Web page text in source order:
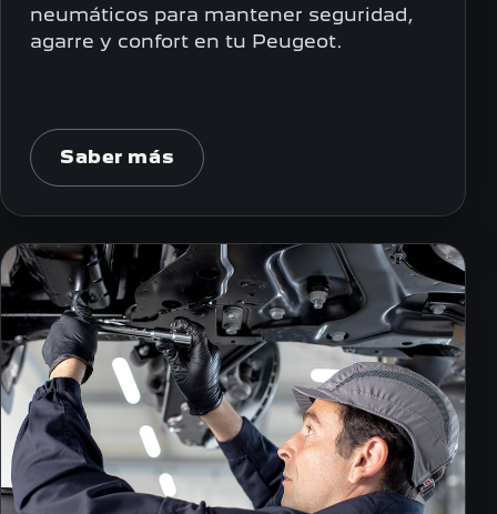
neumáticos para mantener seguridad,
agarre y confort en tu Peugeot.
Saber más